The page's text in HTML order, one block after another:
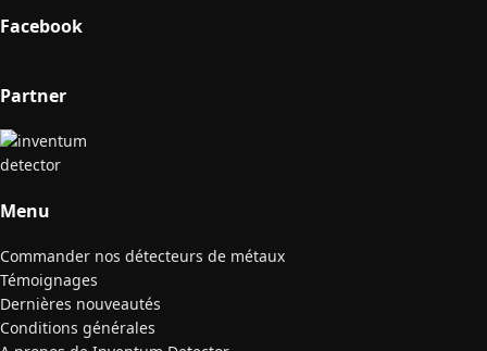
Facebook
Partner
Menu
Commander nos détecteurs de métaux
Témoignages
Dernières nouveautés
Conditions générales